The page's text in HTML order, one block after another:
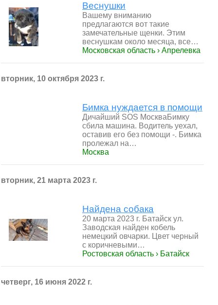
Веснушки
Вашему вниманию
предлагаются вот такие
замечательные щенки. Этим
веснушкам около месяца, все…
Московская область › Апрелевка
вторник, 10 октября 2023 г.
Бимка нуждается в помощи
Дичайший SOS МоскваБимку
сбила машина. Водитель уехал,
оставив его без помощи -. Бимка
пролежал на…
Москва
вторник, 21 марта 2023 г.
Найдена собака
20 марта 2023 г. Батайск ул.
Заводская найден кобель
немецкий овчарки. Цвет черный
с коричневыми…
Ростовская область › Батайск
четверг, 16 июня 2022 г.